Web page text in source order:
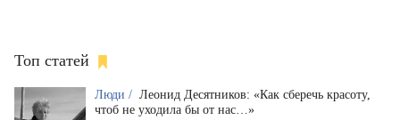
Топ статей
Люди / Леонид Десятников: «Как сберечь красоту,
чтоб не уходила бы от нас…»